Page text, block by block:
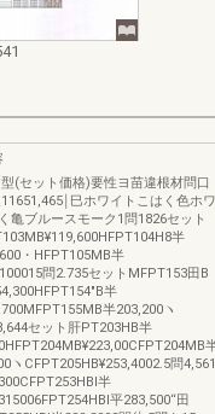
(セット価格)要性ヨ苗違根材問口
￨巳ホワイトこはく色ホワ
亀ブルースモーク1問1826セット
半
・HFPT105MB半
問2.735セットMFPT153田B
半
半203,200ヽ
セット肝PT203HB半
ヽCFPT205HB¥253,4002.5問4,561
半
平283,500“田